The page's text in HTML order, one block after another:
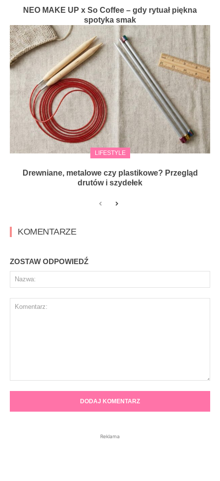
NEO MAKE UP x So Coffee – gdy rytuał piękna
spotyka smak
LIFESTYLE
Drewniane, metalowe czy plastikowe? Przegląd
drutów i szydełek
KOMENTARZE
ZOSTAW ODPOWIEDŹ
Reklama